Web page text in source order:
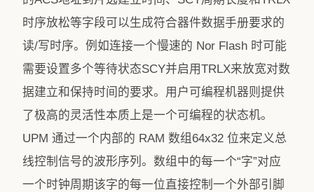
时序放松等字段可以生成符合器件数据手册要求的
读/写时序。例如连接一个慢速的 Nor Flash 时可能
需要设置多个等待状态SCY并启用TRLX来放宽对数
据建立和保持时间的要求。用户可编程机器则提供
了极高的灵活性本质上是一个可编程的状态机。
UPM 通过一个内部的 RAM 数组64x32 位来定义总
线控制信号的波形序列。数组中的每一个“字”对应
一个时钟周期该字的每一位直接控制一个外部引脚